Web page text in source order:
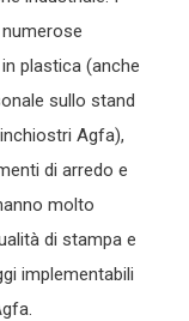
plastica (anche
sullo stand
Agfa),
di arredo e
molto
di stampa e
implementabili